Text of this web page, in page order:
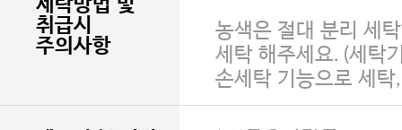
취급시
주의사항
농색은 절대 분리 세
세탁 해주세요. (세탁
손세탁 기능으로 세탁